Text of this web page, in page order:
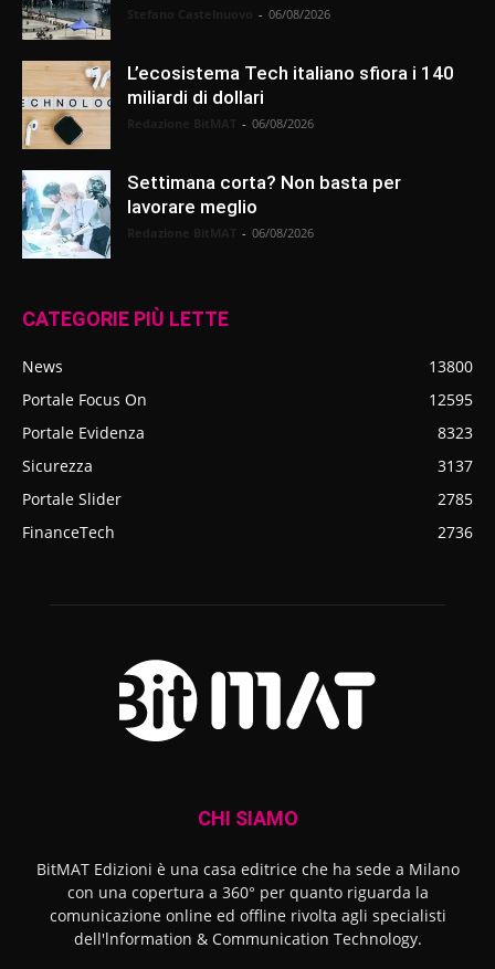
- 06/08/2026
L’ecosistema Tech italiano sfiora i 140
miliardi di dollari
- 06/08/2026
Settimana corta? Non basta per
lavorare meglio
- 06/08/2026
CATEGORIE PIÙ LETTE
News
13800
Portale Focus On
12595
Portale Evidenza
8323
Sicurezza
3137
Portale Slider
2785
FinanceTech
2736
CHI SIAMO
BitMAT Edizioni è una casa editrice che ha sede a Milano
con una copertura a 360° per quanto riguarda la
comunicazione online ed offline rivolta agli specialisti
dell'lnformation & Communication Technology.